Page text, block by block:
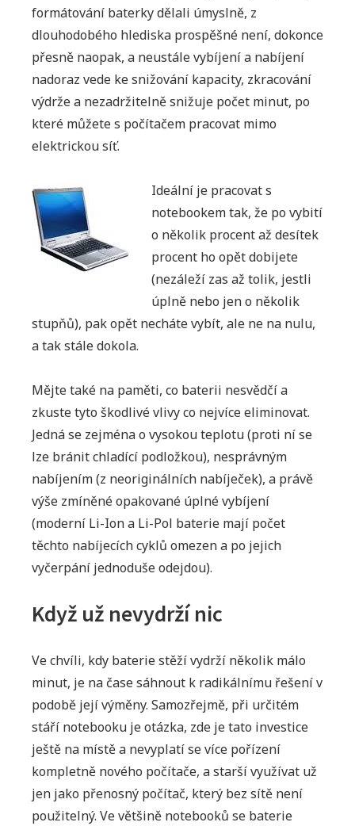
formátování baterky dělali úmyslně, z
dlouhodobého hlediska prospěšné není, dokonce
přesně naopak, a neustále vybíjení a nabíjení
nadoraz vede ke snižování kapacity, zkracování
výdrže a nezadržitelně snižuje počet minut, po
které můžete s počítačem pracovat mimo
elektrickou síť.
Ideální je pracovat s
notebookem tak, že po vybití
o několik procent až desítek
procent ho opět dobijete
(nezáleží zas až tolik, jestli
úplně nebo jen o několik
stupňů), pak opět necháte vybít, ale ne na nulu,
a tak stále dokola.
Mějte také na paměti, co baterii nesvědčí a
zkuste tyto škodlivé vlivy co nejvíce eliminovat.
Jedná se zejména o vysokou teplotu (proti ní se
lze bránit chladící podložkou), nesprávným
nabíjením (z neoriginálních nabíječek), a právě
výše zmíněné opakované úplné vybíjení
(moderní Li-Ion a Li-Pol baterie mají počet
těchto nabíjecích cyklů omezen a po jejich
vyčerpání jednoduše odejdou).
Když už nevydrží nic
Ve chvíli, kdy baterie stěží vydrží několik málo
minut, je na čase sáhnout k radikálnímu řešení v
podobě její výměny. Samozřejmě, při určitém
stáří notebooku je otázka, zde je tato investice
ještě na místě a nevyplatí se více pořízení
kompletně nového počítače, a starší využívat už
jen jako přenosný počítač, který bez sítě není
použitelný. Ve většině notebooků se baterie